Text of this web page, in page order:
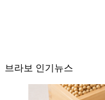
브라보 인기뉴스